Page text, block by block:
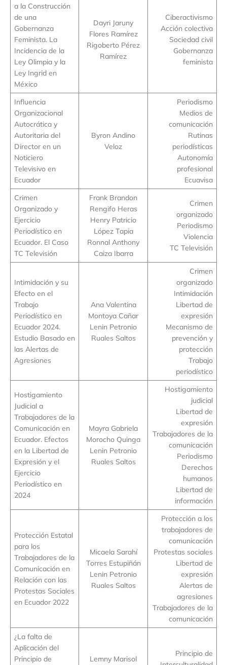
a la Construcción
de una
Gobernanza
Feminista. La
Incidencia de la
Ley Olimpia y la
Ley Ingrid en
México
Dayri Jaruny
Flores Ramírez
Rigoberto Pérez
Ramírez
Ciberactivismo
Acción colectiva
Sociedad civil
Gobernanza
feminista
Influencia
Organizacional
Autocrática y
Autoritaria del
Director en un
Noticiero
Televisivo en
Ecuador
Byron Andino
Veloz
Periodismo
Medios de
comunicación
Rutinas
periodísticas
Autonomía
profesional
Ecuavisa
Crimen
Organizado y
Ejercicio
Periodístico en
Ecuador. El Caso
TC Televisión
Frank Brandon
Rengifo Heras
Henry Patricio
López Tapia
Ronnal Anthony
Caiza Ibarra
Crimen
organizado
Periodismo
Violencia
TC Televisión
Intimidación y su
Efecto en el
Trabajo
Periodístico en
Ecuador 2024.
Estudio Basado en
las Alertas de
Agresiones
Ana Valentina
Montoya Cañar
Lenin Petronio
Ruales Saltos
Crimen
organizado
Intimidación
Libertad de
expresión
Mecanismo de
prevención y
protección
Trabajo
periodístico
Hostigamiento
Judicial a
Trabajadores de la
Comunicación en
Ecuador. Efectos
en la Libertad de
Expresión y el
Ejercicio
Periodístico en
2024
Mayra Gabriela
Morocho Quinga
Lenin Petronio
Ruales Saltos
Hostigamiento
judicial
Libertad de
expresión
Trabajadores de la
comunicación
Periodismo
Derechos
humanos
Libertad de
información
Protección Estatal
para los
Trabajadores de la
Comunicación en
Relación con las
Protestas Sociales
en Ecuador 2022
Micaela Sarahí
Torres Estupiñán
Lenin Petronio
Ruales Saltos
Protección a los
trabajadores de
comunicación
Protestas sociales
Libertad de
expresión
Alertas de
agresiones
Trabajadores de la
comunicación
¿La falta de
Aplicación del
Principio de
Lemny Marisol
Principio de